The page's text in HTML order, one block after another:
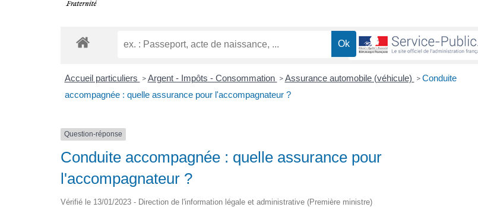
Accueil particuliers > Argent - Impôts - Consommation > Assurance automobile (véhicule) > Conduite
accompagnée : quelle assurance pour l'accompagnateur ?
Question-réponse
Conduite accompagnée : quelle assurance pour
l'accompagnateur ?
Vérifié le 13/01/2023 - Direction de l'information légale et administrative (Première ministre)